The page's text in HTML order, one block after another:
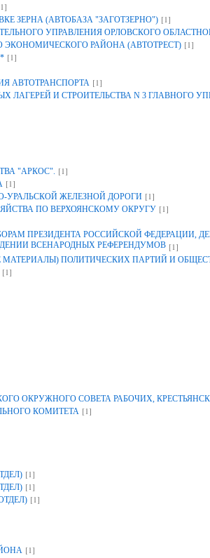
ЗЕРНА (АВТОБАЗА "ЗАГОТЗЕРНО") [1]
УПРАВЛЕНИЯ ОРЛОВСКОГО
ЭКОНОМИЧЕСКОГО РАЙОНА (АВТОТРЕСТ) [1]
[1]
АВТОТРАНСПОРТА [1]
ЛАГЕРЕЙ И СТРОИТЕЛЬСТВА N 3 ГЛАВНОГО
"АРКОС". [1]
[1]
ЖЕЛЕЗНОЙ ДОРОГИ [1]
ПО ВЕРХОЯНСКОМУ ОКРУГУ [1]
ПРЕЗИДЕНТА РОССИЙСКОЙ ФЕДЕРАЦИИ,
ВСЕНАРОДНЫХ РЕФЕРЕНДУМОВ [1]
ПОЛИТИЧЕСКИХ ПАРТИЙ И
[1]
ОКРУЖНОГО СОВЕТА РАБОЧИХ,
КОМИТЕТА [1]
[1]
[1]
[1]
[1]